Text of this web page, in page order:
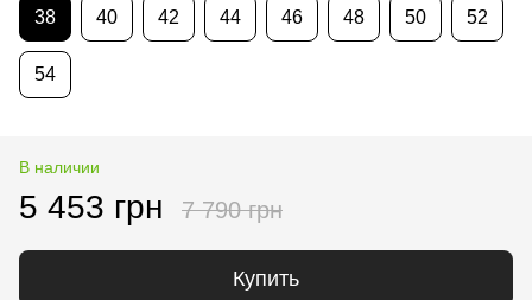
38 40 42 44 46 48 50 52
54
В наличии
5 453 грн 7 790 грн
Купить